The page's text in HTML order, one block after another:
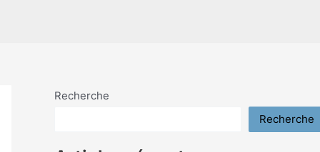
Recherche
Recherche